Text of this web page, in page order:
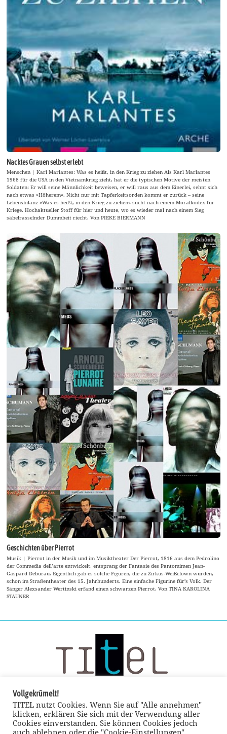
Nacktes Grauen selbst erlebt
Menschen | Karl Marlantes: Was es heißt, in den Krieg zu ziehen Als Karl Marlantes
1968 für die USA in den Vietnamkrieg zieht, hat er die typischen Motive der meisten
Soldaten: Er will seine Männlichkeit beweisen, er will raus aus dem Einerlei, sehnt sich
nach etwas »Höherem«. Nicht nur mit Tapferkeitsorden kommt er zurück – seine
Lebensbilanz »Was es heißt, in den Krieg zu ziehen« sucht nach einem Moralkodex für
Kriege. Hochaktueller Stoff für hier und heute, wo es wieder mal nach einem Sieg
säbelrasselnder Dummheit riecht. Von PIEKE BIERMANN
Geschichten über Pierrot
Musik | Pierrot in der Musik und im Musiktheater Der Pierrot, 1816 aus dem Pedrolino
der Commedia dell’arte entwickelt, entsprang der Fantasie des Pantomimen Jean-
Gaspard Deburau. Eigentlich gab es solche Figuren, die zu Zirkus-Weißclown wurden,
schon im Straßentheater des 15. Jahrhunderts. Eine einfache Figurine für’s Volk. Der
Sänger Alexsander Wertinski erfand einen schwarzen Pierrot. Von TINA KAROLINA
STAUNER
Vollgekrümelt!
TITEL nutzt Cookies. Wenn Sie auf "Alle annehmen"
klicken, erklären Sie sich mit der Verwendung aller
Cookies einverstanden. Sie können Cookies jedoch
auch ablehnen oder die "Cookie-Einstellungen"